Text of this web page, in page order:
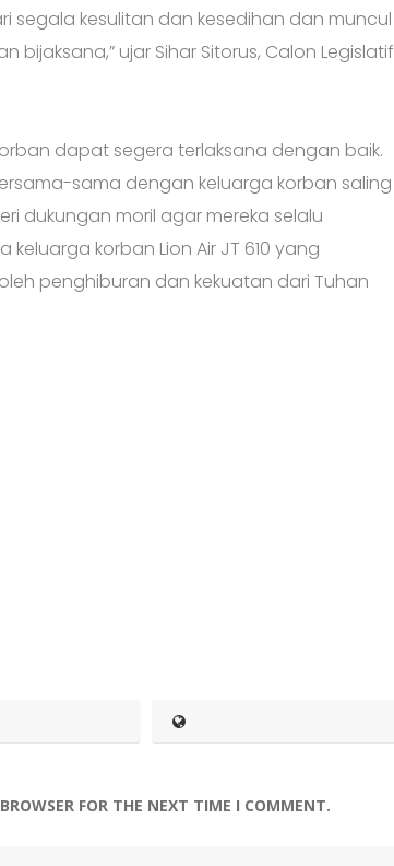
segala kesulitan dan kesedihan dan muncul
ujar Sihar Sitorus, Calon Legislatif
dapat segera terlaksana dengan baik.
sama dengan keluarga korban saling
dukungan moril agar mereka selalu
keluarga korban Lion Air JT 610 yang
penghiburan dan kekuatan dari Tuhan
FOR THE NEXT TIME I COMMENT.